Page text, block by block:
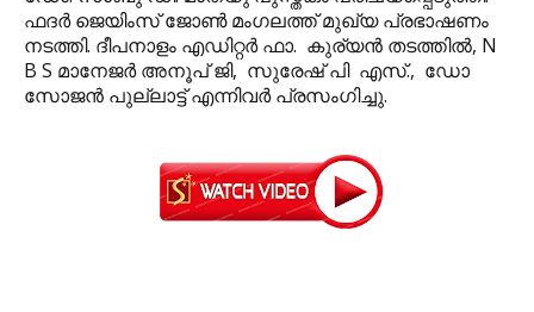
ഫദര്‍ ജെയിംസ് ജോണ്‍ മംഗലത്ത് മുഖ്യ പ്രഭാഷണം
നടത്തി. ദീപനാളം എഡിറ്റര്‍ ഫാ. കുര്യന്‍ തടത്തില്‍, N
B S മാനേജര്‍ അനൂപ് ജി, സുരേഷ് പി എസ്., ഡോ
സോജന്‍ പുല്ലാട്ട് എന്നിവര്‍ പ്രസംഗിച്ചു.